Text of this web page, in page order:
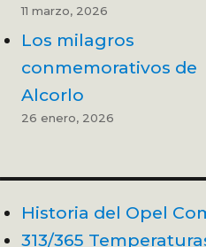
11 marzo, 2026
Los milagros
conmemorativos de
Alcorlo
26 enero, 2026
Historia del Opel
313/365